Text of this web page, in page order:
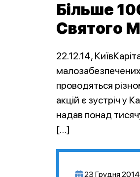
Більше
Святого
22.12.14,
проводяться
акцій є зустріч у
надав понад
[…]
23 Грудня 2014